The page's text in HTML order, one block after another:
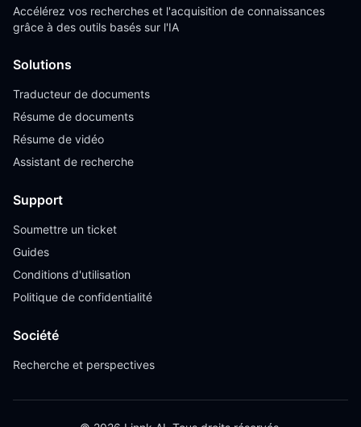
Accélérez vos recherches et l'acquisition de connaissances
grâce à des outils basés sur l'IA
Solutions
Traducteur de documents
Résume de documents
Résume de vidéo
Assistant de recherche
Support
Soumettre un ticket
Guides
Conditions d'utilisation
Politique de confidentialité
Société
Recherche et perspectives